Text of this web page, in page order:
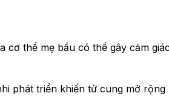
cơ thể mẹ bầu có thể gây cảm
phát triển khiến tử cung mở